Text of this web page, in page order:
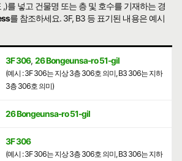
를 넣고 건물명 또는 층 및 호수를 기재하는 경
를 참조하세요. 3F, B3 등 표기된 내용은 예시
3F 306, 26 Bongeunsa-ro 51-gil
(예시 : 3F 306는 지상 3층 306호 의미, B3 306는 지하
3층 306호 의미)
26 Bongeunsa-ro 51-gil
3F 306
(예시 : 3F 306는 지상 3층 306호 의미, B3 306는 지하